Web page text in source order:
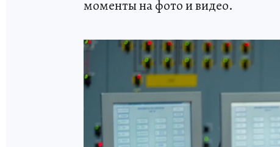
моменты на фото и видео.